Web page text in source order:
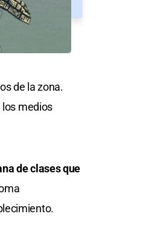
de la zona.
los medios
de clases que